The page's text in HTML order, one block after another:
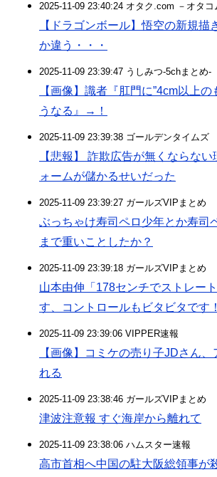
2025-11-09 23:40:24 オタク.com －オタコ
【ドラゴンボール】悟空の新規描
か違う・・・
2025-11-09 23:39:47 うしみつ-5chまとめ-
【画像】識者『肛門に”4cm以上の
うなる』→！
2025-11-09 23:39:38 ゴールデンタイムズ
【悲報】 詐欺広告が無くならな
ォームが儲かるせいだった
2025-11-09 23:39:27 ガールズVIPまとめ
ぶっちゃけ寿司ペロ少年とか寿司
まで重いことしたか？
2025-11-09 23:39:18 ガールズVIPまとめ
山本由伸「178センチでストレー
す、コントロールもビタビタです
2025-11-09 23:39:06 VIPPER速報
【画像】コミケの売り子JDさん
れる
2025-11-09 23:38:46 ガールズVIPまとめ
津波注意報 すぐ海岸から離れて
2025-11-09 23:38:06 ハムスター速報
高市首相へ中国の駐大阪総領事